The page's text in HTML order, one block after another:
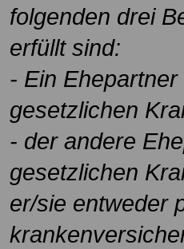
folgenden drei
erfüllt sind:
- Ein
gesetzlichen
- der andere
gesetzlichen
er/sie entweder